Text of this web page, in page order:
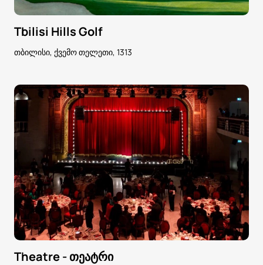
Tbilisi Hills Golf
თბილისი, ქვემო თელეთი, 1313
Theatre - თეატრი